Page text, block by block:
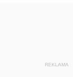
REKLAMA